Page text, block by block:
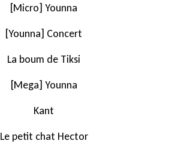
[Micro] Younna
[Younna] Concert
La boum de Tiksi
[Mega] Younna
Kant
Le petit chat Hector